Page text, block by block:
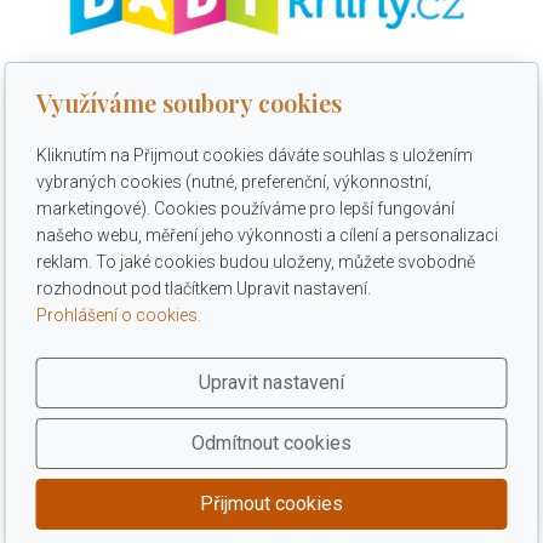
Babyknihy - sleva 15 %
Sleva 15 % na vše vyjma zboží ve slevě, slevový kód je
ZNPM, zadejte na eshopu do pole Slevový kupón. Slevu ve
výši 15 % můžete využít na www.babyknihy.czdo 31. 12.
2026.
© 2026 ZVÝHODNĚNÉ NÁKUPY
Využíváme soubory cookies
Kliknutím na Přijmout cookies dáváte souhlas s uložením
vybraných cookies (nutné, preferenční, výkonnostní,
marketingové). Cookies používáme pro lepší fungování
našeho webu, měření jeho výkonnosti a cílení a personalizaci
reklam. To jaké cookies budou uloženy, můžete svobodně
rozhodnout pod tlačítkem Upravit nastavení.
Prohlášení o cookies.
Upravit nastavení
Odmítnout cookies
Přijmout cookies